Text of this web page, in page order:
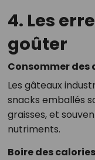
4. Les
goûter
Consommer
Les gâteaux
snacks emballés
graisses, et
nutriments.
Boire des calories